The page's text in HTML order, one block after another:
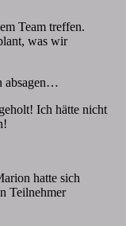
Team treffen.
was wir
absagen…
Ich hätte nicht
hatte sich
Teilnehmer